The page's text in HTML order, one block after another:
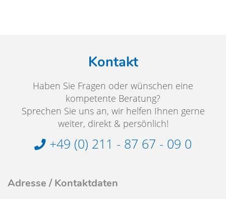
Kontakt
Haben Sie Fragen oder wünschen eine
kompetente Beratung?
Sprechen Sie uns an, wir helfen Ihnen gerne
weiter, direkt & persönlich!
+49 (0) 211 - 87 67 - 09 0
Adresse / Kontaktdaten